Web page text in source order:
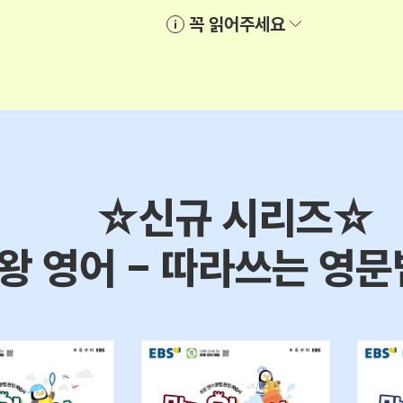
꼭 읽어주세요
☆신규 시리즈☆
영어 - 따라쓰는 영문